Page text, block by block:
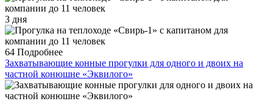
3 дня
64 Подробнее
Захватывающие конные прогулки для одного и двоих на
частной конюшне «Эквилого»